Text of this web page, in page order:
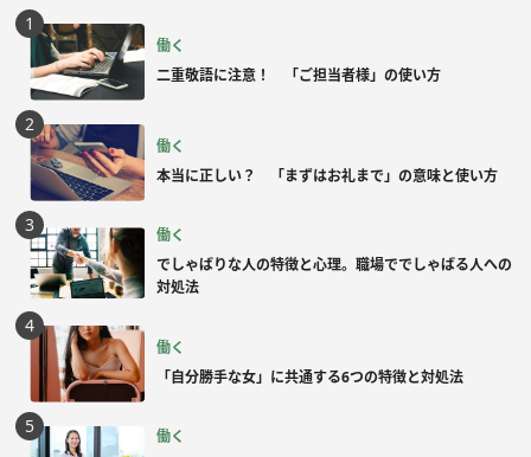
働く
二重敬語に注意！ 「ご担当者様」の使い方
働く
本当に正しい？ 「まずはお礼まで」の意味と使い方
働く
でしゃばりな人の特徴と心理。職場ででしゃばる人への
対処法
働く
「自分勝手な女」に共通する6つの特徴と対処法
働く